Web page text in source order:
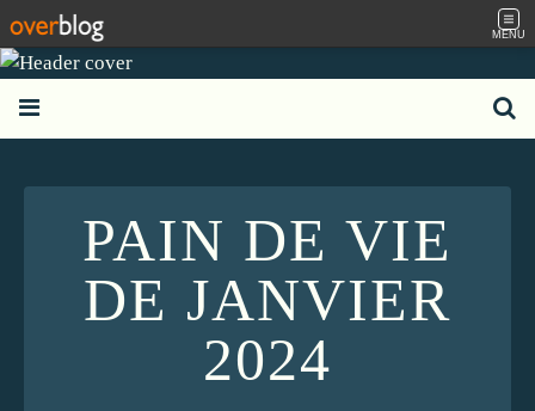
MENU
PAIN DE VIE
DE JANVIER
2024